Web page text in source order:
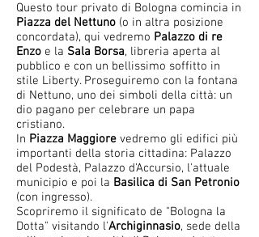
Questo tour privato di Bologna comincia in
Piazza del Nettuno (o in altra posizione
concordata), qui vedremo Palazzo di re
Enzo e la Sala Borsa, libreria aperta al
pubblico e con un bellissimo soffitto in
stile Liberty. Proseguiremo con la fontana
di Nettuno, uno dei simboli della città: un
dio pagano per celebrare un papa
cristiano.
In Piazza Maggiore vedremo gli edifici più
importanti della storia cittadina: Palazzo
del Podestà, Palazzo d'Accursio, l'attuale
municipio e poi la Basilica di San Petronio
(con ingresso).
Scopriremo il significato de "Bologna la
Dotta" visitando l'Archiginnasio, sede della